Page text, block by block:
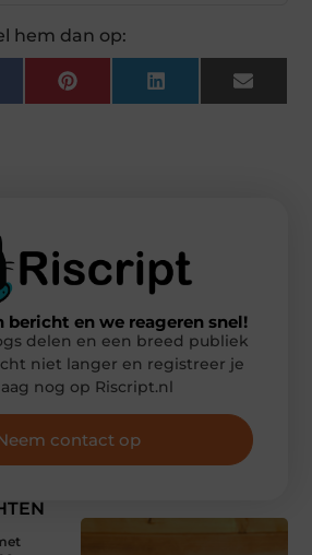
hem dan op:
PinterestLinkedInEmail
bericht en we reageren snel!
delen en een breed publiek
niet langer en registreer je
nog op Riscript.nl
contact op